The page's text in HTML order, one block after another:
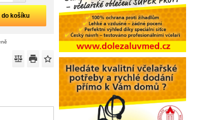
do košíku